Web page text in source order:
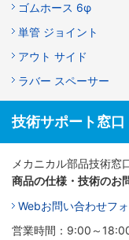
ゴムホース 6φ
単管 ジョイント
アウト サイド
ラバー スペーサー
技術サポート窓口
メカニカル部品技術窓
商品の仕様・技術のお
Webお問い合わせフ
営業時間：9:00～